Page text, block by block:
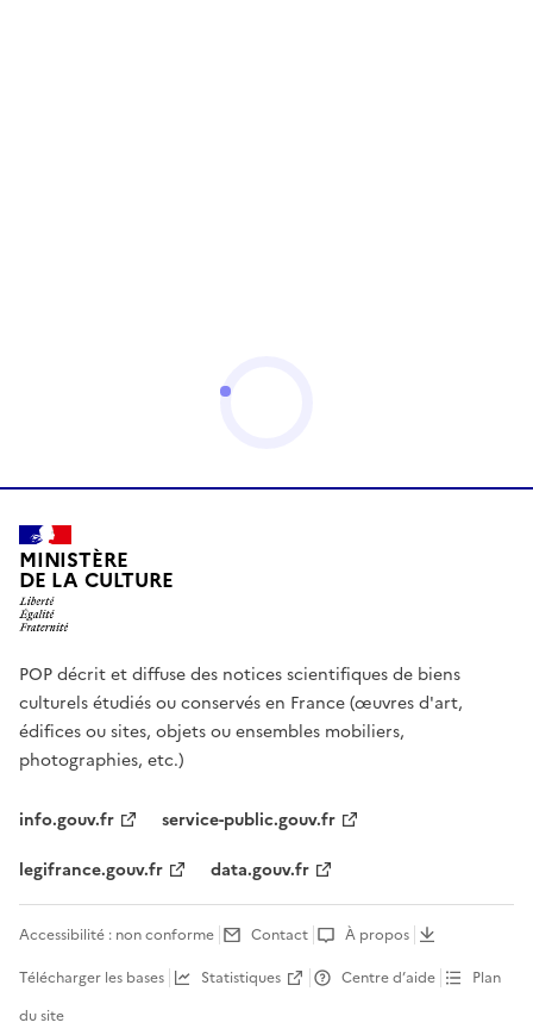
MINISTÈRE
DE LA CULTURE
POP décrit et diffuse des notices scientifiques de biens
culturels étudiés ou conservés en France (œuvres d'art,
édifices ou sites, objets ou ensembles mobiliers,
photographies, etc.)
info.gouv.fr
service-public.gouv.fr
legifrance.gouv.fr
data.gouv.fr
Accessibilité : non conforme Contact
À propos
Télécharger les bases
Statistiques Centre d’aide
Plan
du site